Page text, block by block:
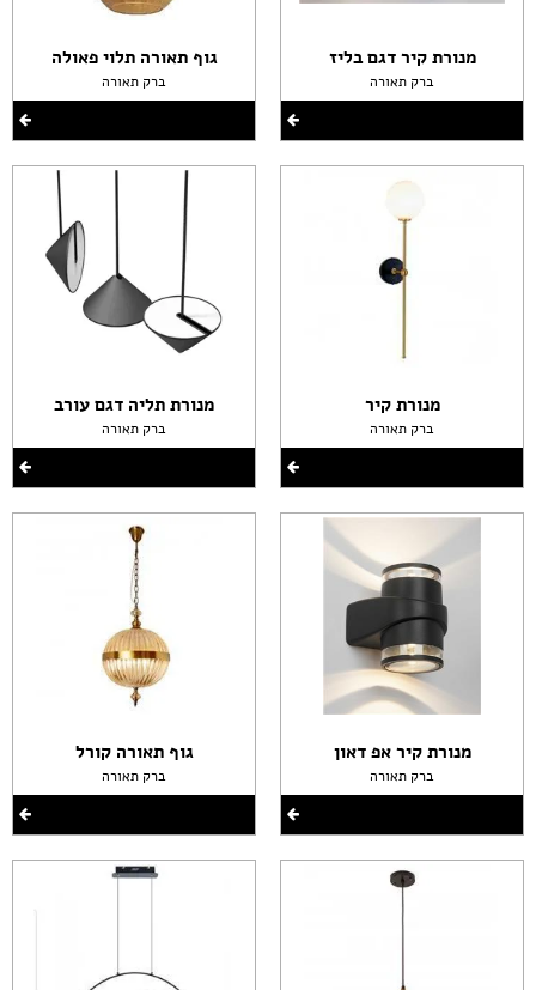
מנורת קיר דגם בליז
ברק תאורה
מנורת קיר
ברק תאורה
מנורת קיר אפ דאון
ברק תאורה
גוף תאורה תלוי פאולה
ברק תאורה
מנורת תליה דגם עורב
ברק תאורה
גוף תאורה קורל
ברק תאורה